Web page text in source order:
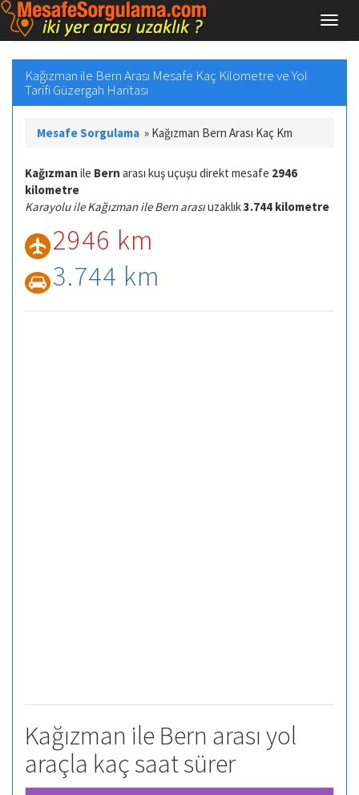
Kağızman ile Bern Arası Mesafe Kaç Kilometre ve Yol
Tarifi Güzergah Haritası
Mesafe Sorgulama » Kağızman Bern Arası Kaç Km
Kağızman ile Bern arası kuş uçuşu direkt mesafe 2946
kilometre
Karayolu ile Kağızman ile Bern arasıuzaklık3.744 kilometre
2946 km
3.744 km
Kağızman ile Bern arası yol
araçla kaç saat sürer